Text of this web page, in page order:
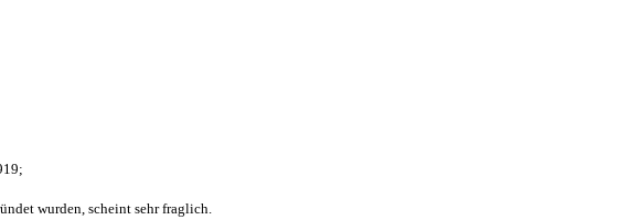
;
wurden, scheint sehr fraglich.